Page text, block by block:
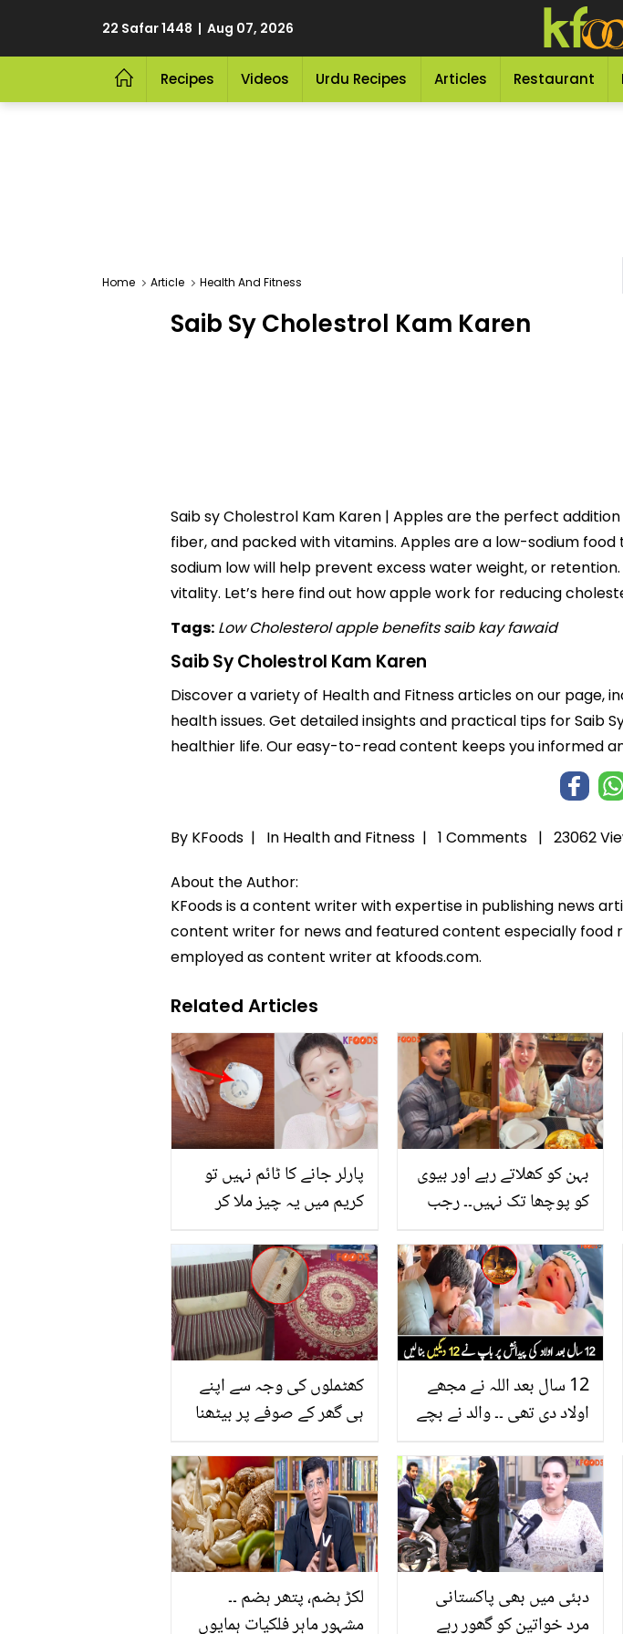
22 Safar 1448 | Aug 07, 2026
Recipes Videos Urdu Recipes Articles Restaurant
Home Article Health And Fitness
Saib Sy Cholestrol Kam Karen
Saib sy Cholestrol Kam Karen | Apples are the perfect
fiber, and packed with vitamins. Apples are a low-sodium
sodium low will help prevent excess water weight, or
vitality. Let’s here find out how apple work for reducing
Tags: Low Cholesterolapple benefitssaib kay fawaid
Saib Sy Cholestrol Kam Karen
Discover a variety of Health and Fitness articles on our page,
health issues. Get detailed insights and practical tips for Saib
healthier life. Our easy-to-read content keeps you informed
By KFoods | In Health and Fitness | 1 Comments | 23062
About the Author:
KFoods is a content writer with expertise in publishing news
content writer for news and featured content especially food
employed as content writer at kfoods.com.
Related Articles
پارلر جانے کا ٹائم نہیں تو
کریم میں یہ چیز ملا کر
جیسی رنگت 50 روپے میں
حاصل کرنے کا طریقہ
بہن کو کھلاتے رہے اور بیوی
کو پوچھا تک نہیں۔۔ رجب
صارفین کو ایک آنکھ نہ
بھایا! کھری کھری سنا دی
کھٹملوں کی وجہ سے اپنے
ہی گھر کے صوفے پر بیٹھنا
کیڑوں سے جان چھڑانے کے
آزمودہ ٹوٹکے
12 سال بعد اللہ نے مجھے
اولاد دی تھی ۔۔ والد نے بچے
لیں
لکڑ ہضم، پتھر ہضم ۔۔
مشہور ماہرِ فلکیات ہمایوں
دبئی میں بھی پاکستانی
مرد خواتین کو گھور رہے